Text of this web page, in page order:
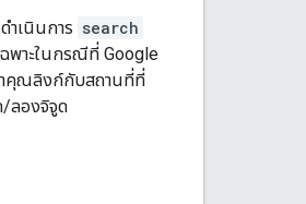
ำเนินการ search
ฉพาะในกรณีที่ Google
าคุณลิงก์กับสถานที่ที่
/ลองจิจูด